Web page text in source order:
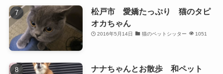
松戸市 愛嬌たっぷり 猫のタピ
オカちゃん
2016年5月14日 猫のペットシッター 1051
ナナちゃんとお散歩 和ペット